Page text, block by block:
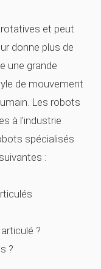
et peut
donne plus de
une grande
de mouvement
Les robots
à l'industrie
spécialisés
:
?
?